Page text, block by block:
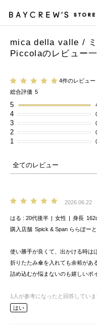
mica della valle /
Piccolaのレビュー
4件のレビュー
総合評価 5
5
4
3
2
1
2026.06.22
はる 20代後半 女性 身長
購入店舗 Spick & Span ららぽー
使い勝手が良くて、出かける時は
折りたたみ傘を入れても余裕があ
詰め込むか悩まないのも嬉しいポ
1 人が参考になったと回答していま
はい